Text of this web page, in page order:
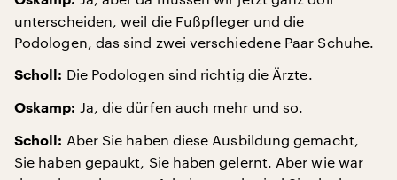
unterscheiden, weil die Fußpfleger und die
Podologen, das sind zwei verschiedene Paar Schuhe.
Scholl: Die Podologen sind richtig die Ärzte.
Oskamp: Ja, die dürfen auch mehr und so.
Scholl: Aber Sie haben diese Ausbildung gemacht,
Sie haben gepaukt, Sie haben gelernt. Aber wie war